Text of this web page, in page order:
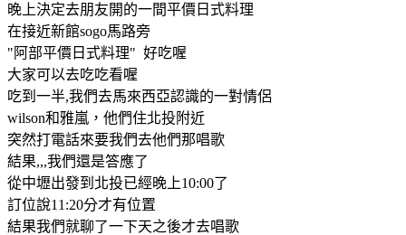
晚上決定去朋友開的一間平價日式料理
在接近新館sogo馬路旁
"阿部平價日式料理" 好吃喔
大家可以去吃吃看喔
吃到一半,我們去馬來西亞認識的一對情侶
wilson和雅嵐，他們住北投附近
突然打電話來要我們去他們那唱歌
結果,,,我們還是答應了
從中壢出發到北投已經晚上10:00了
訂位說11:20分才有位置
結果我們就聊了一下天之後才去唱歌